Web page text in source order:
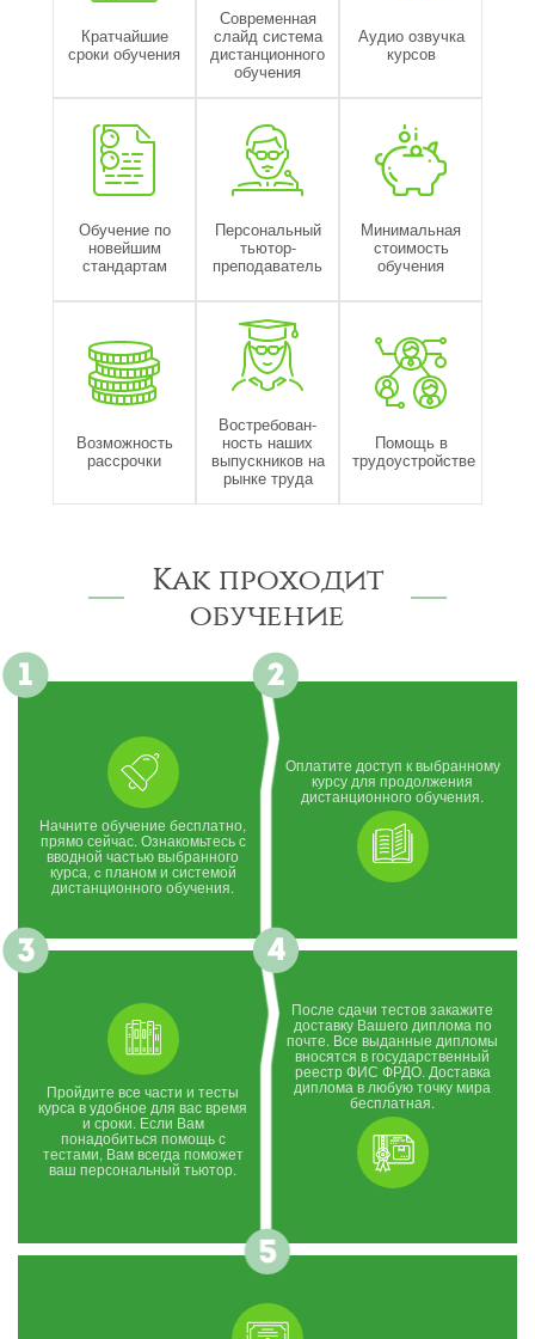
Кратчайшие
сроки обучения
Современная
слайд система
дистанционного
обучения
Аудио озвучка
курсов
Обучение по
новейшим
стандартам
Персональный
тьютор-
преподаватель
Минимальная
стоимость
обучения
Возможность
рассрочки
Востребован-
ность наших
выпускников на
рынке труда
Помощь в
трудоустройстве
Как проходит
обучение
Начните обучение бесплатно,
прямо сейчас. Ознакомьтесь с
вводной частью выбранного
курса, c планом и системой
дистанционного обучения.
Оплатите доступ к выбранному
курсу для продолжения
дистанционного обучения.
Пройдите все части и тесты
курса в удобное для вас время
и сроки. Если Вам
понадобиться помощь с
тестами, Вам всегда поможет
ваш персональный тьютор.
После сдачи тестов закажите
доставку Вашего диплома по
почте. Все выданные дипломы
вносятся в государственный
реестр ФИС ФРДО. Доставка
диплома в любую точку мира
бесплатная.